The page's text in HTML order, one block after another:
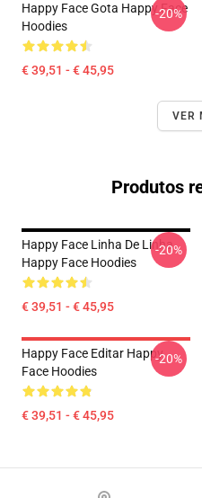
Happy Face Gota Happy Face
Hoodies
€ 39,51 - € 45,95
-20%
VER
Produtos
Happy Face Linha De Linha
Happy Face Hoodies
€ 39,51 - € 45,95
-20%
Happy Face Editar Happy
Face Hoodies
€ 39,51 - € 45,95
-20%